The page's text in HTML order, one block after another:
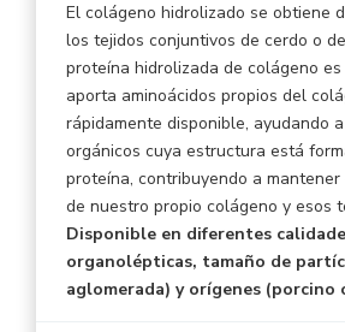
El colágeno hidrolizado se obtiene
los tejidos conjuntivos de cerdo o
proteína hidrolizada de colágeno es
aporta aminoácidos propios del
rápidamente disponible, ayudando
orgánicos cuya estructura está
proteína, contribuyendo a
de nuestro propio colágeno y esos
Disponible en diferentes
organolépticas, tamaño de
aglomerada) y orígenes (porcino